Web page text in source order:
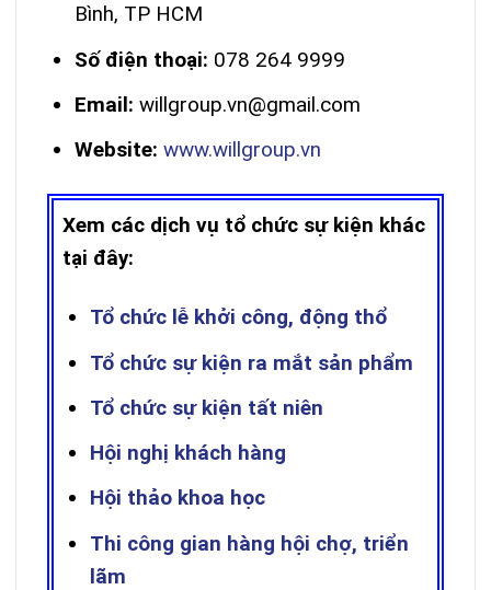
Bình, TP HCM
Số điện thoại: 078 264 9999
Email: willgroup.vn@gmail.com
Website: www.willgroup.vn
Xem các dịch vụ tổ chức sự kiện khác
tại đây:
Tổ chức lễ khởi công, động thổ
Tổ chức sự kiện ra mắt sản phẩm
Tổ chức sự kiện tất niên
Hội nghị khách hàng
Hội thảo khoa học
Thi công gian hàng hội chợ, triển
lãm